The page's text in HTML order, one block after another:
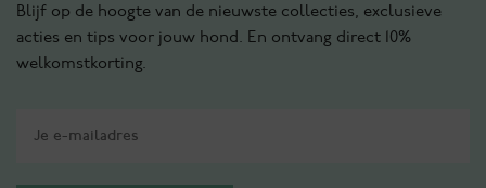
Blijf op de hoogte van de nieuwste collecties, exclusieve
acties en tips voor jouw hond. En ontvang direct 10%
welkomstkorting.